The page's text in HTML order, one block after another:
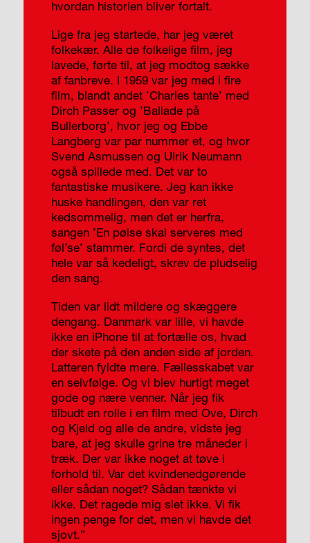
hvordan historien bliver fortalt.
Lige fra jeg startede, har jeg været
folkekær. Alle de folkelige film, jeg
lavede, førte til, at jeg modtog sække
af fanbreve. I 1959 var jeg med i fire
film, blandt andet ’Charles tante’ med
Dirch Passer og ’Ballade på
Bullerborg’, hvor jeg og Ebbe
Langberg var par nummer et, og hvor
Svend Asmussen og Ulrik Neumann
også spillede med. Det var to
fantastiske musikere. Jeg kan ikke
huske handlingen, den var ret
kedsommelig, men det er herfra,
sangen ’En pølse skal serveres med
føl’se’ stammer. Fordi de syntes, det
hele var så kedeligt, skrev de pludselig
den sang.
Tiden var lidt mildere og skæggere
dengang. Danmark var lille, vi havde
ikke en iPhone til at fortælle os, hvad
der skete på den anden side af jorden.
Latteren fyldte mere. Fællesskabet var
en selvfølge. Og vi blev hurtigt meget
gode og nære venner. Når jeg fik
tilbudt en rolle i en film med Ove, Dirch
og Kjeld og alle de andre, vidste jeg
bare, at jeg skulle grine tre måneder i
træk. Der var ikke noget at tøve i
forhold til. Var det kvindenedgørende
eller sådan noget? Sådan tænkte vi
ikke. Det ragede mig slet ikke. Vi fik
ingen penge for det, men vi havde det
sjovt.”